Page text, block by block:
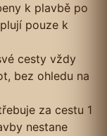
k plavbě po
pouze k
cesty vždy
bez ohledu na
za cestu 1
nestane